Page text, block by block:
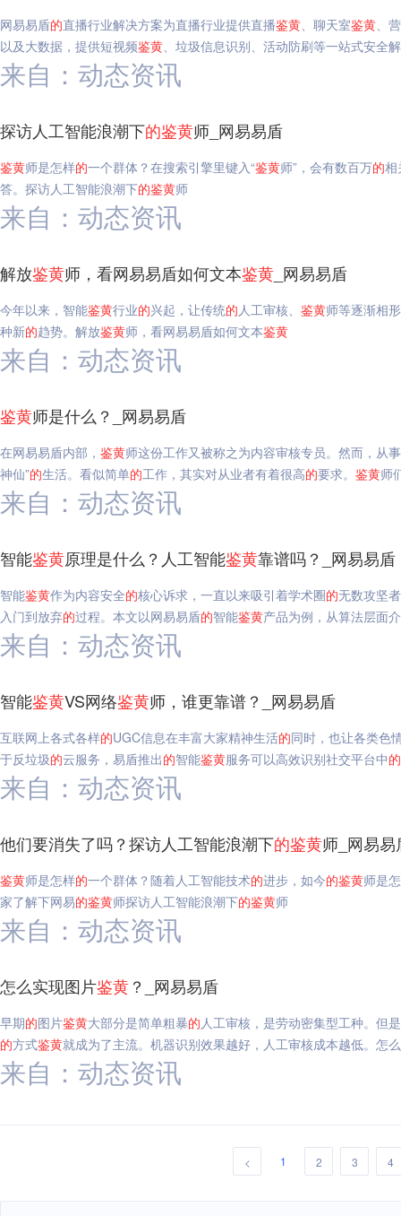
网易易盾的直播行业解决方案为直播行业提供直播鉴黄、聊天室鉴黄、
以及大数据，提供短视频鉴黄、垃圾信息识别、活动防刷等一站式安全
来自：动态资讯
探访人工智能浪潮下的鉴黄师_网易易盾
鉴黄师是怎样的一个群体？在搜索引擎里键入“鉴黄师”，会有数百万的相
答。探访人工智能浪潮下的鉴黄师
来自：动态资讯
解放鉴黄师，看网易易盾如何文本鉴黄 _网易易盾
今年以来，智能鉴黄行业的兴起，让传统的人工审核、 鉴黄师等逐渐相
种新的趋势。解放鉴黄师，看网易易盾如何文本鉴黄
来自：动态资讯
鉴黄师是什么？_网易易盾
在网易易盾内部， 鉴黄师这份工作又被称之为内容审核专员。然而，从
神仙”的生活。看似简单的工作，其实对从业者有着很高的要求。 鉴黄师
来自：动态资讯
智能鉴黄原理是什么？人工智能鉴黄靠谱吗？_网易易盾
智能鉴黄作为内容安全的核心诉求，一直以来吸引着学术圈的无数攻坚
入门到放弃的过程。本文以网易易盾的智能鉴黄产品为例，从算法层面
来自：动态资讯
智能鉴黄VS网络鉴黄师，谁更靠谱？_网易易盾
互联网上各式各样的UGC信息在丰富大家精神生活的同时，也让各类色
于反垃圾的云服务，易盾推出的智能鉴黄服务可以高效识别社交平台中的
来自：动态资讯
他们要消失了吗？探访人工智能浪潮下的鉴黄师_网易易
鉴黄师是怎样的一个群体？随着人工智能技术的进步，如今的鉴黄师是
家了解下网易的鉴黄师探访人工智能浪潮下的鉴黄师
来自：动态资讯
怎么实现图片鉴黄？_网易易盾
早期的图片鉴黄大部分是简单粗暴的人工审核，是劳动密集型工种。但
的方式鉴黄就成为了主流。机器识别效果越好，人工审核成本越低。怎
来自：动态资讯
< 1 2 3 4